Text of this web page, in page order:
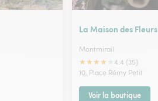
La Maison des Fleurs
Montmirail
★★★★
4.4 (35)
10, Place Rémy Petit
Voir la boutique